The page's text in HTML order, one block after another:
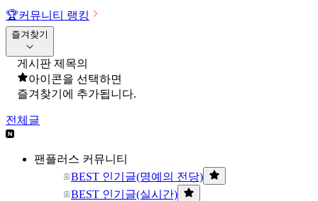
🏆커뮤니티 랭킹
즐겨찾기
게시판 제목의
아이콘을 선택하면
즐겨찾기에 추가됩니다.
전체글
팬플러스 커뮤니티
BEST 인기글(명예의 전당)
BEST 인기글(실시간)